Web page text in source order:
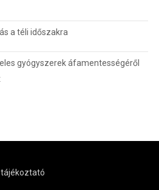
a téli időszakra
gyógyszerek áfamentességéről